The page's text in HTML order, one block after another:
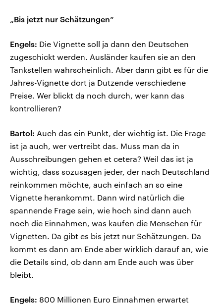
„Bis jetzt nur Schätzungen“
Engels: Die Vignette soll ja dann den Deutschen
zugeschickt werden. Ausländer kaufen sie an den
Tankstellen wahrscheinlich. Aber dann gibt es für die
Jahres-Vignette dort ja Dutzende verschiedene
Preise. Wer blickt da noch durch, wer kann das
kontrollieren?
Bartol: Auch das ein Punkt, der wichtig ist. Die Frage
ist ja auch, wer vertreibt das. Muss man da in
Ausschreibungen gehen et cetera? Weil das ist ja
wichtig, dass sozusagen jeder, der nach Deutschland
reinkommen möchte, auch einfach an so eine
Vignette herankommt. Dann wird natürlich die
spannende Frage sein, wie hoch sind dann auch
noch die Einnahmen, was kaufen die Menschen für
Vignetten. Da gibt es bis jetzt nur Schätzungen. Da
kommt es dann am Ende aber wirklich darauf an, wie
die Details sind, ob dann am Ende auch was über
bleibt.
Engels: 800 Millionen Euro Einnahmen erwartet